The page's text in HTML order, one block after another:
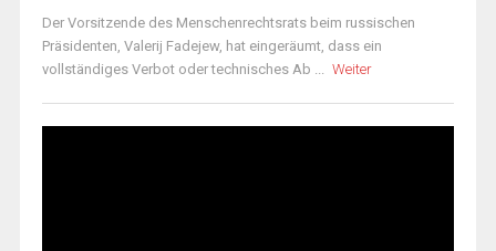
Der Vorsitzende des Menschenrechtsrats beim russischen
Präsidenten, Valerij Fadejew, hat eingeräumt, dass ein
vollständiges Verbot oder technisches Ab ... Weiter